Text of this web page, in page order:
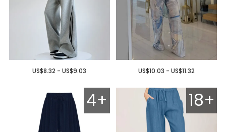
US$8.32 - US$9.03 US$10.03 - US$11.32
4+ 18+